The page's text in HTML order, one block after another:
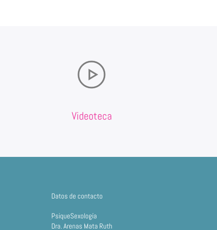
Videoteca
Datos de contacto
PsiqueSexología
Dra. Arenas Mata Ruth